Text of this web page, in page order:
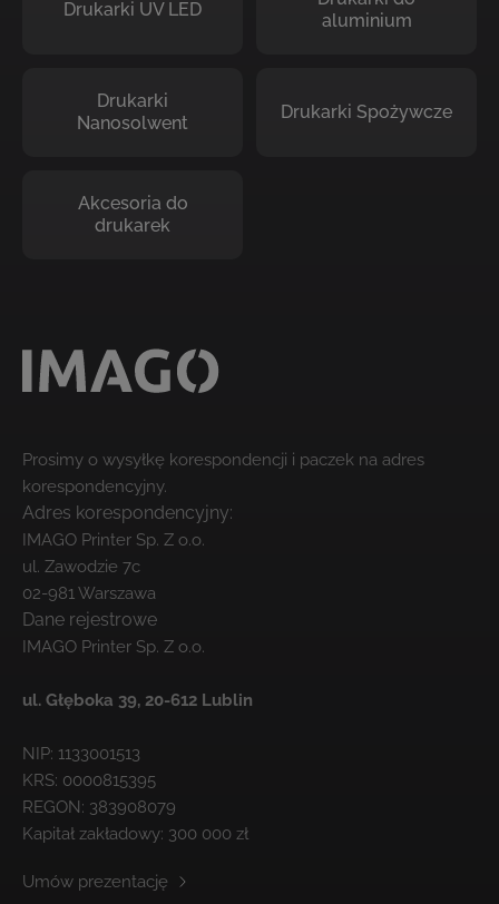
Drukarki UV LED
aluminium
Drukarki
Nanosolwent
Drukarki Spożywcze
Akcesoria do
drukarek
Prosimy o wysyłkę korespondencji i paczek na adres
korespondencyjny.
Adres korespondencyjny:
IMAGO Printer Sp. Z o.o.
ul. Zawodzie 7c
02-981 Warszawa
Dane rejestrowe
IMAGO Printer Sp. Z o.o.
ul. Głęboka 39, 20-612 Lublin
NIP: 1133001513
KRS: 0000815395
REGON: 383908079
Kapitał zakładowy: 300 000 zł
Umów prezentację